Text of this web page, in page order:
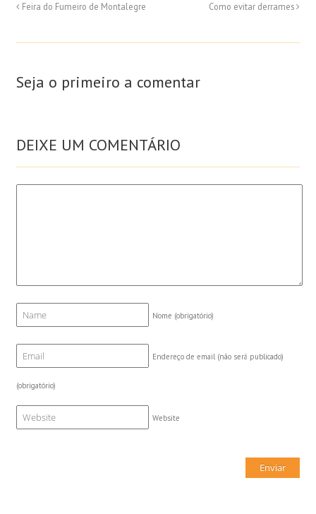
Feira do Fumeiro de Montalegre Como evitar derrames
Seja o primeiro a comentar
DEIXE UM COMENTÁRIO
Nome (obrigatório)
Endereço de email (não será publicado)
(obrigatório)
Website